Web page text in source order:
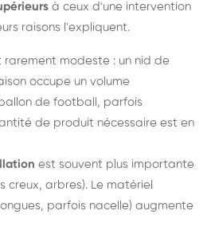
à ceux d'une intervention
raisons l'expliquent.
rarement modeste : un nid de
occupe un volume
de football, parfois
de produit nécessaire est en
est souvent plus importante
creux, arbres). Le matériel
parfois nacelle) augmente